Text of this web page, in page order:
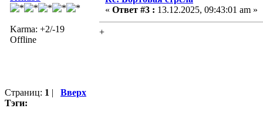
Karma: +2/-19
Offline
« Ответ #3 : 13.12.2025, 09:43:01 am »
+
Страниц: 1 | Вверх
Тэги: